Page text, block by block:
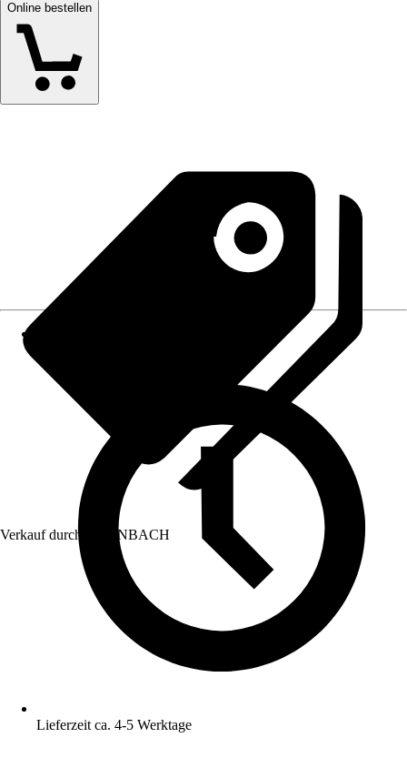
Online bestellen
Verkauf durch: HORNBACH
Lieferzeit ca. 4-5 Werktage